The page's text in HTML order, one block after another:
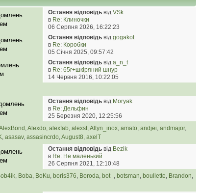
Остання відповідьвід VSk
в Re: Клиночки
06 Серпня 2026, 16:22:23
Остання відповідьвід gogakot
в Re: Коробки
05 Січня 2025, 09:57:42
Остання відповідьвід a_n_t
в Re: 65г+шкіряний шнур
14 Червня 2016, 10:22:05
Остання відповідьвід Moryak
в Re: Дельфин
25 Березня 2020, 12:25:56
,Alexdo, alexfab, alexst,Altyn_inox, amato, andjei, andmajor,
, asasav, assasincrdo,August8, axelT
Остання відповідьвід Bezik
в Re: Не маленький
26 Серпня 2021, 12:10:48
, Boba, BoKu, boris376, Boroda, bot_ , botsman, boullette, Brandon,